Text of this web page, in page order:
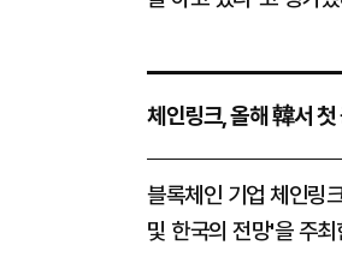
체인링크, 올해 韓서
블록체인 기업 체인링
및 한국의 전망'을 주최